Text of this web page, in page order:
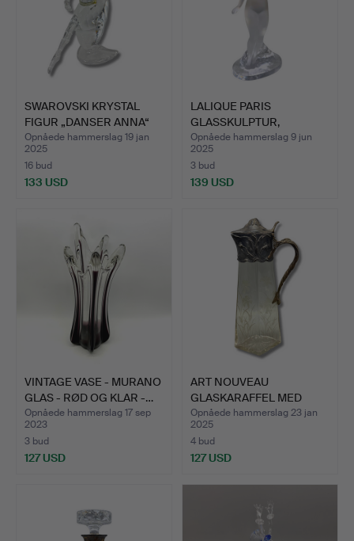
SWAROVSKI KRYSTAL
FIGUR „DANSER ANNA“
ÅRSU…
Opnåede hammerslag 19 jan
2025
16 bud
133 USD
LALIQUE PARIS
GLASSKULPTUR,
SIGNERET, FRAN…
Opnåede hammerslag 9 jun
2025
3 bud
139 USD
VINTAGE VASE - MURANO
GLAS - RØD OG KLAR -…
Opnåede hammerslag 17 sep
2023
3 bud
127 USD
ART NOUVEAU
GLASKARAFFEL MED
SØLVDEKORATIO…
Opnåede hammerslag 23 jan
2025
4 bud
127 USD